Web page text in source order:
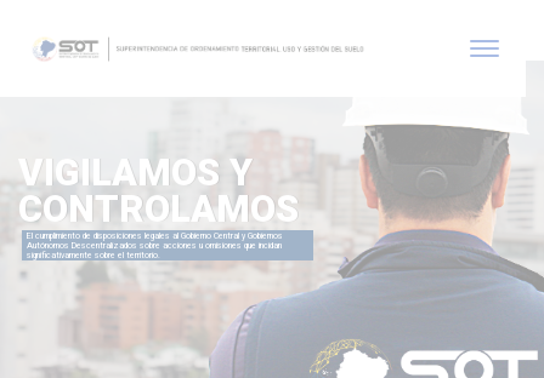
VIGILAMOS Y
CONTROLAMOS
El cumplimiento de disposiciones legales al Gobierno Central y Gobiernos
Autónomos Descentralizados sobre acciones u omisiones que incidan
significativamente sobre el territorio.